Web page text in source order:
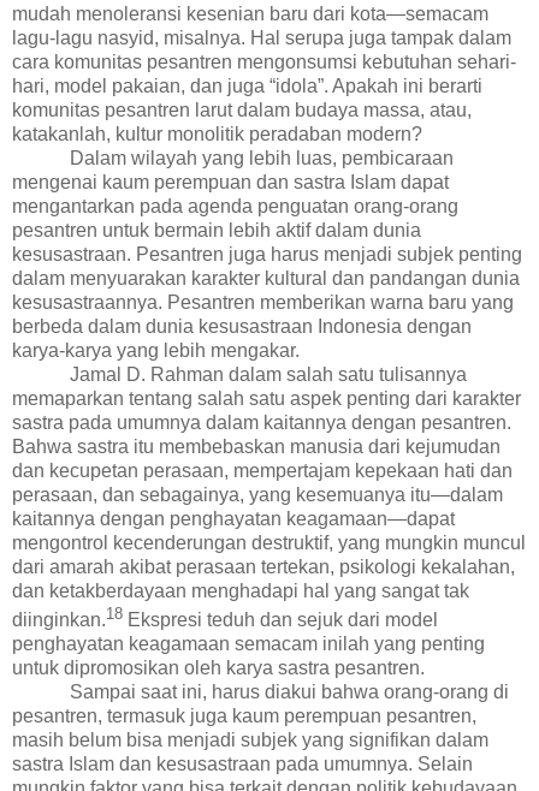
mudah menoleransi kesenian baru dari kota—semacam
lagu-lagu nasyid, misalnya. Hal serupa juga tampak dalam
cara komunitas pesantren mengonsumsi kebutuhan sehari-
hari, model pakaian, dan juga “idola”. Apakah ini berarti
komunitas pesantren larut dalam budaya massa, atau,
katakanlah, kultur monolitik peradaban modern?
Dalam wilayah yang lebih luas, pembicaraan
mengenai kaum perempuan dan sastra Islam dapat
mengantarkan pada agenda penguatan orang-orang
pesantren untuk bermain lebih aktif dalam dunia
kesusastraan. Pesantren juga harus menjadi subjek penting
dalam menyuarakan karakter kultural dan pandangan dunia
kesusastraannya. Pesantren memberikan warna baru yang
berbeda dalam dunia kesusastraan Indonesia dengan
karya-karya yang lebih mengakar.
Jamal D. Rahman dalam salah satu tulisannya
memaparkan tentang salah satu aspek penting dari karakter
sastra pada umumnya dalam kaitannya dengan pesantren.
Bahwa sastra itu membebaskan manusia dari kejumudan
dan kecupetan perasaan, mempertajam kepekaan hati dan
perasaan, dan sebagainya, yang kesemuanya itu—dalam
kaitannya dengan penghayatan keagamaan—dapat
mengontrol kecenderungan destruktif, yang mungkin muncul
dari amarah akibat perasaan tertekan, psikologi kekalahan,
dan ketakberdayaan menghadapi hal yang sangat tak
diinginkan.18 Ekspresi teduh dan sejuk dari model
penghayatan keagamaan semacam inilah yang penting
untuk dipromosikan oleh karya sastra pesantren.
Sampai saat ini, harus diakui bahwa orang-orang di
pesantren, termasuk juga kaum perempuan pesantren,
masih belum bisa menjadi subjek yang signifikan dalam
sastra Islam dan kesusastraan pada umumnya. Selain